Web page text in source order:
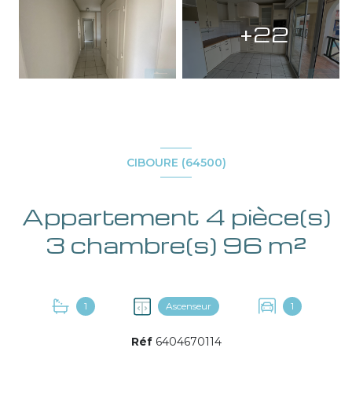
+22
CIBOURE (64500)
Appartement 4 pièce(s)
3 chambre(s) 96 m²
1 Ascenseur 1
Réf 6404670114